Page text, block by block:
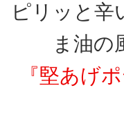
ピリッと辛
ま油の
『堅あげ